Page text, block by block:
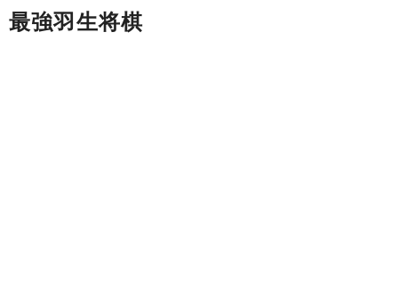
最強羽生将棋